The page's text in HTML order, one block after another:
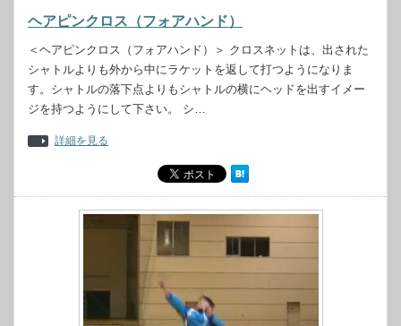
ヘアピンクロス（フォアハンド）
＜ヘアピンクロス（フォアハンド）＞ クロスネットは、出された
シャトルよりも外から中にラケットを返して打つようになりま
す。シャトルの落下点よりもシャトルの横にヘッドを出すイメー
ジを持つようにして下さい。 シ…
詳細を見る